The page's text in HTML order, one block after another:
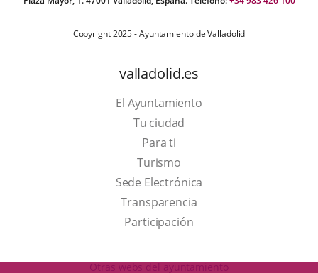
Copyright 2025 - Ayuntamiento de Valladolid
valladolid.es
El Ayuntamiento
Tu ciudad
Para ti
TurismoThis
link
will
open
a
Sede Electrónica
Transparencia
Participación
Otras webs del ayuntamiento